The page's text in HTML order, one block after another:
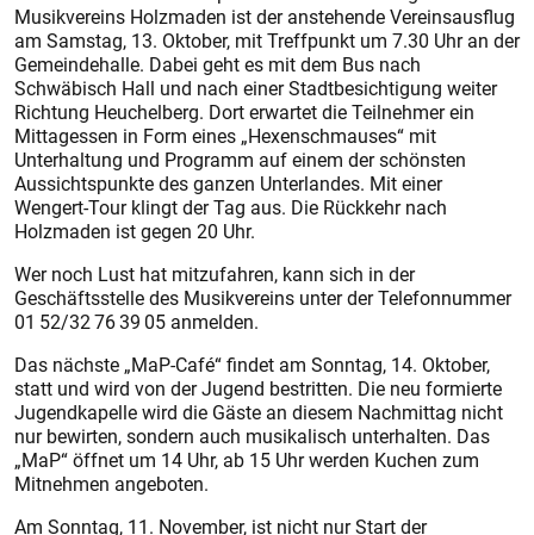
Musikvereins Holzmaden ist der anstehende Vereinsausflug
am Samstag, 13. Oktober, mit Treffpunkt um 7.30 Uhr an der
Gemeindehalle. Dabei geht es mit dem Bus nach
Schwäbisch Hall und nach einer Stadtbesichtigung weiter
Richtung Heuchelberg. Dort erwartet die Teilnehmer ein
Mittagessen in Form eines „Hexenschmauses“ mit
Unterhaltung und Programm auf einem der schönsten
Aussichtspunkte des ganzen Unterlandes. Mit einer
Wengert-Tour klingt der Tag aus. Die Rückkehr nach
Holzmaden ist gegen 20 Uhr.
Wer noch Lust hat mitzufahren, kann sich in der
Geschäftsstelle des Musikvereins unter der Telefonnummer
01 52/32 76 39 05 anmelden.
Das nächste „MaP-Café“ findet am Sonntag, 14. Oktober,
statt und wird von der Jugend bestritten. Die neu formierte
Jugendkapelle wird die Gäste an diesem Nachmittag nicht
nur bewirten, sondern auch musikalisch unterhalten. Das
„MaP“ öffnet um 14 Uhr, ab 15 Uhr werden Kuchen zum
Mitnehmen angeboten.
Am Sonntag, 11. November, ist nicht nur Start der